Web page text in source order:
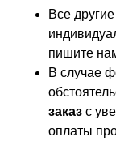
Все
пишите
В случае
заказ с
оплаты